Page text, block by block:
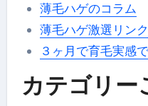
薄毛ハゲのコラム
薄毛ハゲ激選リンク
３ヶ月で育毛実感
カテゴリー